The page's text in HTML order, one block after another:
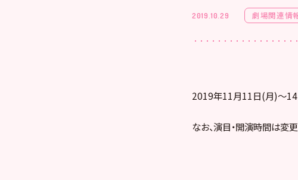
2019.10.29 劇場関連情
2019年11月11日(月)～14
なお、演目・開演時間は変